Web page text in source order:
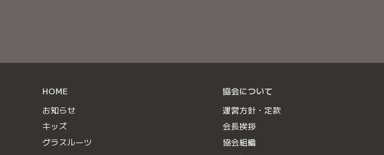
HOME
お知らせ
キッズ
グラスルーツ
協会について
運営方針・定款
会長挨拶
協会組織